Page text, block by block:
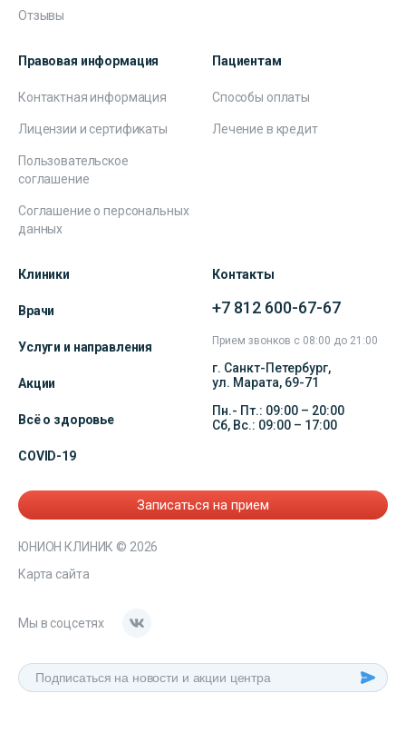
Отзывы
Правовая информация
Контактная информация
Лицензии и сертификаты
Пользовательское
соглашение
Соглашение о персональных
данных
Пациентам
Способы оплаты
Лечение в кредит
Клиники
Врачи
Услуги и направления
Акции
Всё о здоровье
COVID-19
Контакты
+7 812 600-67-67
Прием звонков с 08:00 до 21:00
г. Санкт-Петербург,
ул. Марата, 69-71
Пн.- Пт.: 09:00 – 20:00
Сб, Вс.: 09:00 – 17:00
Записаться на прием
ЮНИОН КЛИНИК © 2026
Карта сайта
Мы в соцсетях